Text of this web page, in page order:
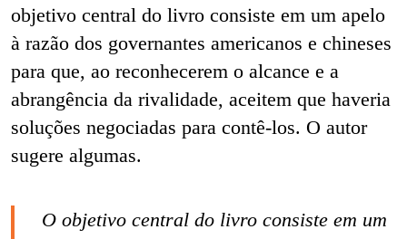
objetivo central do livro consiste em um apelo
à razão dos governantes americanos e chineses
para que, ao reconhecerem o alcance e a
abrangência da rivalidade, aceitem que haveria
soluções negociadas para contê-los. O autor
sugere algumas.
O objetivo central do livro consiste em um